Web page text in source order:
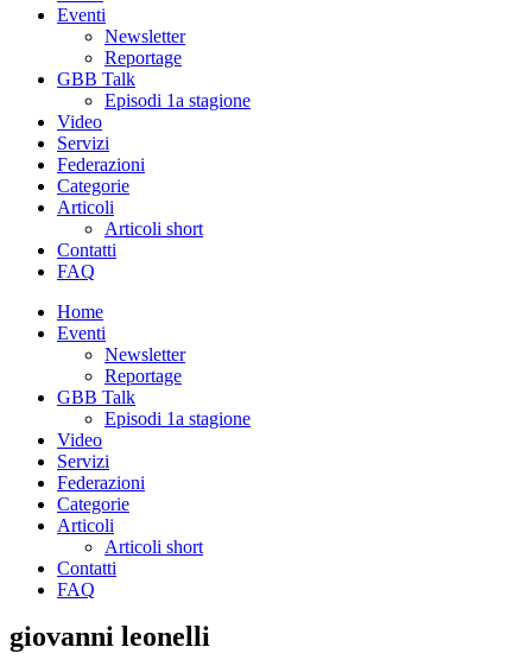
Eventi
Newsletter
Reportage
GBB Talk
Episodi 1a stagione
Video
Servizi
Federazioni
Categorie
Articoli
Articoli short
Contatti
FAQ
Home
Eventi
Newsletter
Reportage
GBB Talk
Episodi 1a stagione
Video
Servizi
Federazioni
Categorie
Articoli
Articoli short
Contatti
FAQ
giovanni leonelli